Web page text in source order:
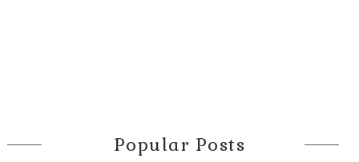
Popular Posts